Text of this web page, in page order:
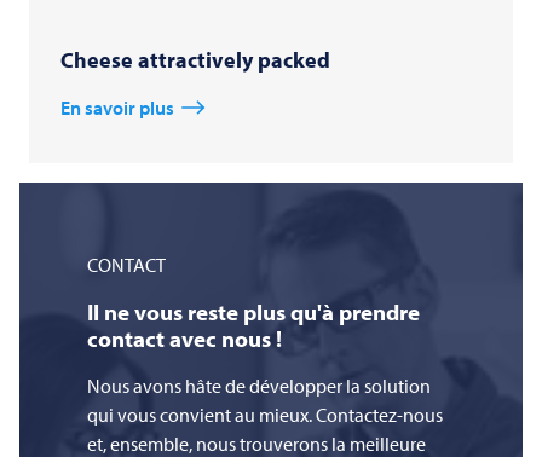
Cheese attractively packed
En savoir plus
CONTACT
Il ne vous reste plus qu'à prendre
contact avec nous !
Nous avons hâte de développer la solution
qui vous convient au mieux. Contactez-nous
et, ensemble, nous trouverons la meilleure